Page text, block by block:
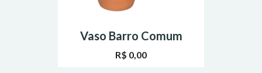
Vaso Barro Comum
R$ 0,00